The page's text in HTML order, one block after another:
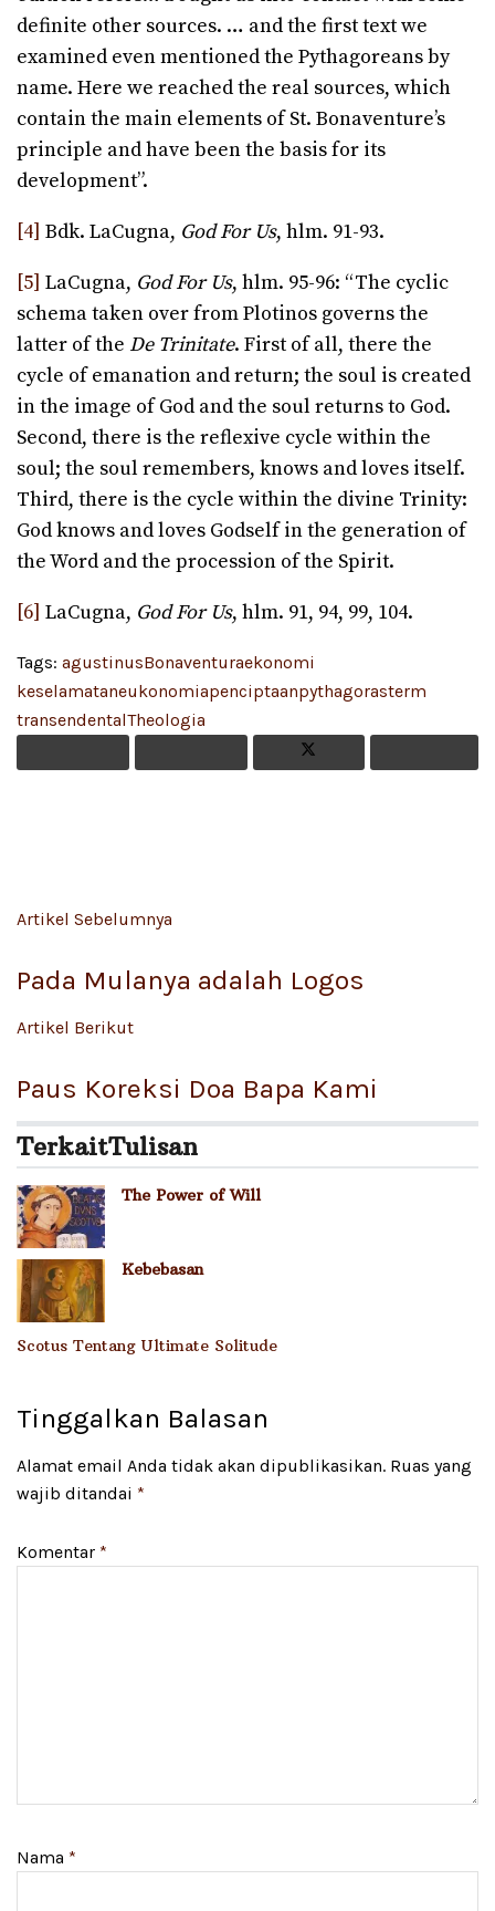
definite other sources. … and the first text we
examined even mentioned the Pythagoreans by
name. Here we reached the real sources, which
contain the main elements of St. Bonaventure’s
principle and have been the basis for its
development”.
[4] Bdk. LaCugna, God For Us, hlm. 91-93.
[5] LaCugna, God For Us, hlm. 95-96: “The cyclic
schema taken over from Plotinos governs the
latter of the De Trinitate. First of all, there the
cycle of emanation and return; the soul is created
in the image of God and the soul returns to God.
Second, there is the reflexive cycle within the
soul; the soul remembers, knows and loves itself.
Third, there is the cycle within the divine Trinity:
God knows and loves Godself in the generation of
the Word and the procession of the Spirit.
[6] LaCugna, God For Us, hlm. 91, 94, 99, 104.
Tags: agustinusBonaventuraekonomi
keselamataneukonomiapenciptaanpythagorasterm
transendentalTheologia
Artikel Sebelumnya
Pada Mulanya adalah Logos
Artikel Berikut
Paus Koreksi Doa Bapa Kami
TerkaitTulisan
The Power of Will
Kebebasan
Scotus Tentang Ultimate Solitude
Tinggalkan Balasan
Alamat email Anda tidak akan dipublikasikan. Ruas yang
wajib ditandai *
Komentar *
Nama *